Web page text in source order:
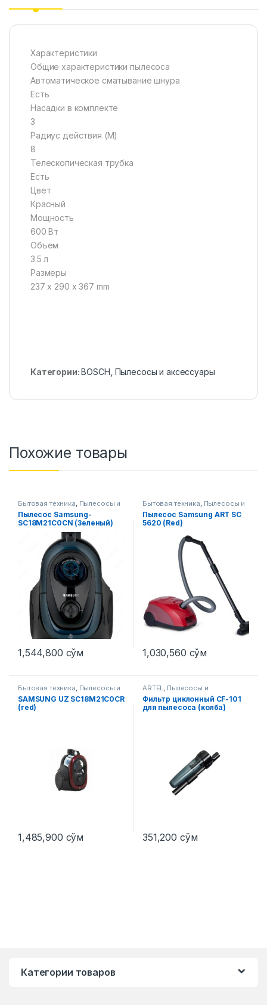
Характеристики
Общие характеристики пылесоса
Автоматическое сматывание шнура
Есть
Насадки в комплекте
3
Радиус действия (M)
8
Телескопическая трубка
Есть
Цвет
Красный
Мощность
600 Вт
Объем
3.5 л
Размеры
237 x 290 x 367 mm
Категории:BOSCH Пылесосы и аксессуары
Похожие товары
Бытовая техника, Пылесосы и
аксессуары
Пылесос Samsung-
SC18M21C0CN (Зеленый)
1,544,800 сўм
Бытовая техника, Пылесосы и
аксессуары
Пылесос Samsung ART SC
5620 (Red)
1,030,560 сўм
Бытовая техника, Пылесосы и
аксессуары
SAMSUNG UZ SC18M21C0CR
(red)
1,485,900 сўм
ARTEL, Пылесосы и
аксессуары
Фильтр циклонный CF-101
для пылесоса (колба)
351,200 сўм
Категории товаров